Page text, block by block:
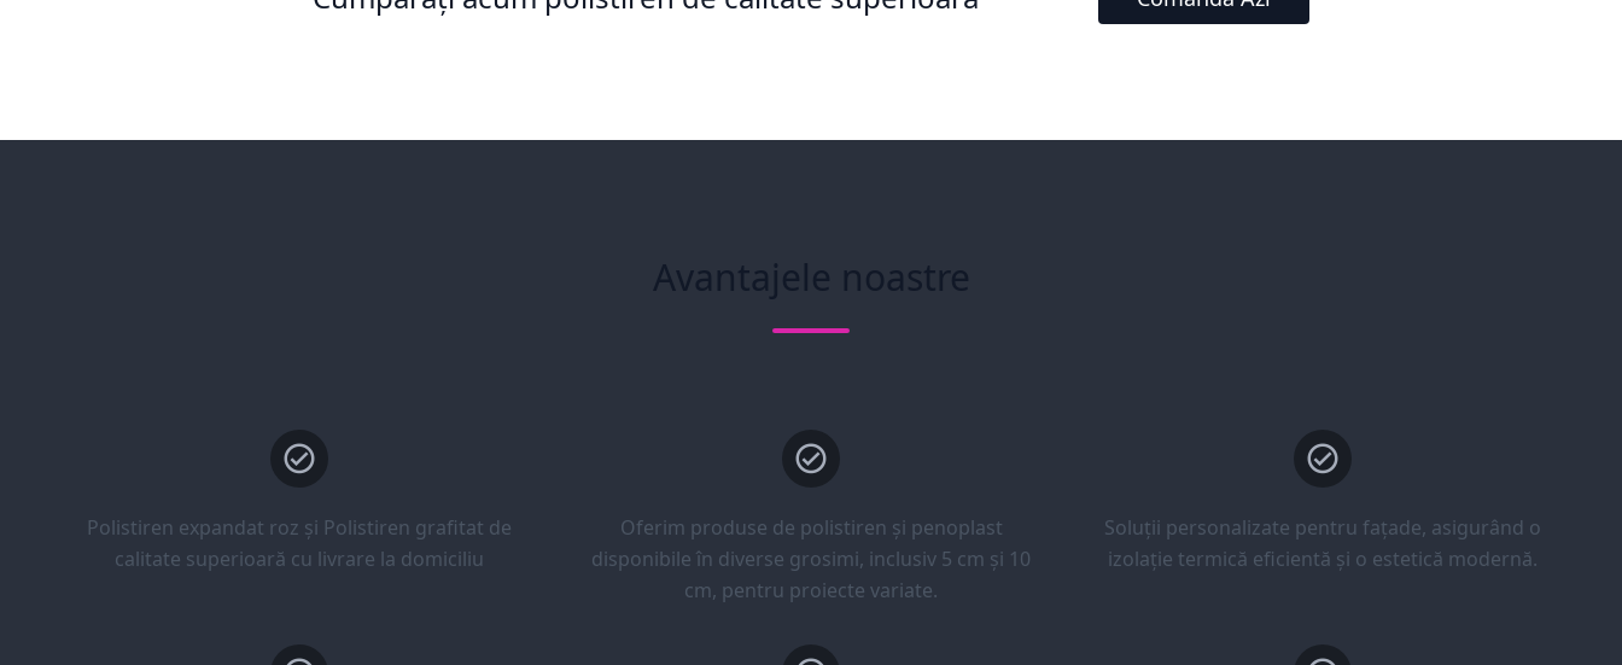
Avantajele noastre
Polistiren expandat roz și Polistiren grafitat de
calitate superioară cu livrare la domiciliu
Oferim produse de polistiren și penoplast
disponibile în diverse grosimi, inclusiv 5 cm și 10
cm, pentru proiecte variate.
Soluții personalizate pentru fațade, asigurând o
izolație termică eficientă și o estetică modernă.